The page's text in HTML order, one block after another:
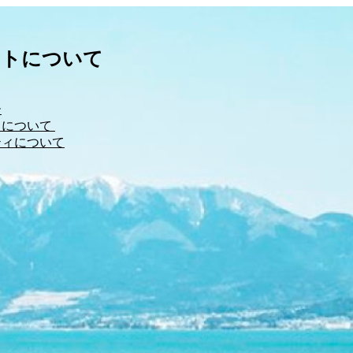
について
ついて
について